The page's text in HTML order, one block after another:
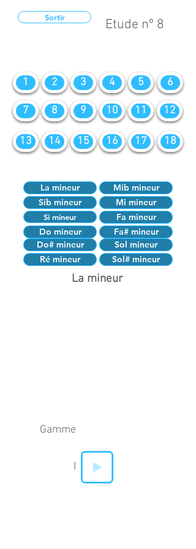
Sortir Etude nº 8
1 2 3 4 5 6
7 8 9 10 11 12
13 14 15 16 17 18
La mineur
Mib mineur
Sib mineur
Mi mineur
Si mineur
Fa mineur
Do mineur
Do# mineur
Fa# mineur
Sol mineur
Ré mineur
Sol# mineur
La mineur
Gamme
I